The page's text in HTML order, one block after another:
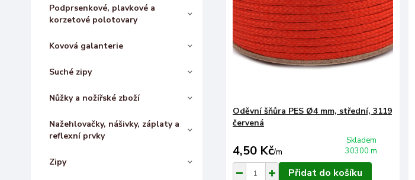
Podprsenkové, plavkové a
korzetové polotovary
Kovová galanterie
Suché zipy
Nůžky a nožířské zboží
Nažehlovačky, nášivky, záplaty a
reflexní prvky
Zipy
Oděvní šňůra PES Ø4 mm, střední, 3119
červená
4,50 Kč/m
Skladem
30300 m
Přidat do košíku